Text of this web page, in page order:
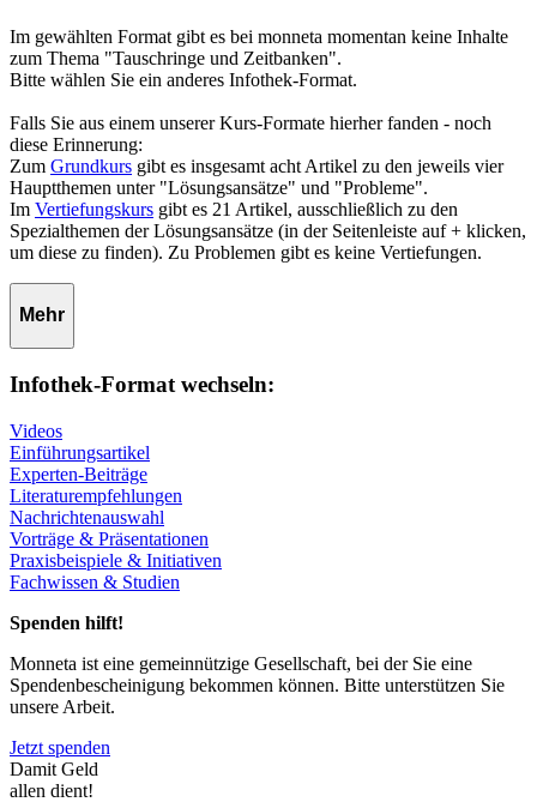
Im gewählten Format gibt es bei monneta momentan keine Inhalte
zum Thema "Tauschringe und Zeitbanken".
Bitte wählen Sie ein anderes Infothek-Format.
Falls Sie aus einem unserer Kurs-Formate hierher fanden - noch
diese Erinnerung:
Zum Grundkurs gibt es insgesamt acht Artikel zu den jeweils vier
Hauptthemen unter "Lösungsansätze" und "Probleme".
Im Vertiefungskurs gibt es 21 Artikel, ausschließlich zu den
Spezialthemen der Lösungsansätze (in der Seitenleiste auf + klicken,
um diese zu finden). Zu Problemen gibt es keine Vertiefungen.
Mehr
Infothek-Format wechseln:
Videos
Einführungsartikel
Experten-Beiträge
Literaturempfehlungen
Nachrichtenauswahl
Vorträge & Präsentationen
Praxisbeispiele & Initiativen
Fachwissen & Studien
Spenden hilft!
Monneta ist eine gemeinnützige Gesellschaft, bei der Sie eine
Spendenbescheinigung bekommen können. Bitte unterstützen Sie
unsere Arbeit.
Jetzt spenden
Damit Geld
allen dient!